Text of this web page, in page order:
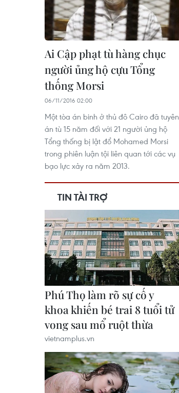
Ai Cập phạt tù hàng chục
người ủng hộ cựu Tổng
thống Morsi
06/11/2016 02:00
Một tòa án binh ở thủ đô Cairo đã tuyên
án tù 15 năm đối với 21 người ủng hộ
Tổng thống bị lật đổ Mohamed Morsi
trong phiên luận tội liên quan tới các vụ
bạo lực xảy ra năm 2013.